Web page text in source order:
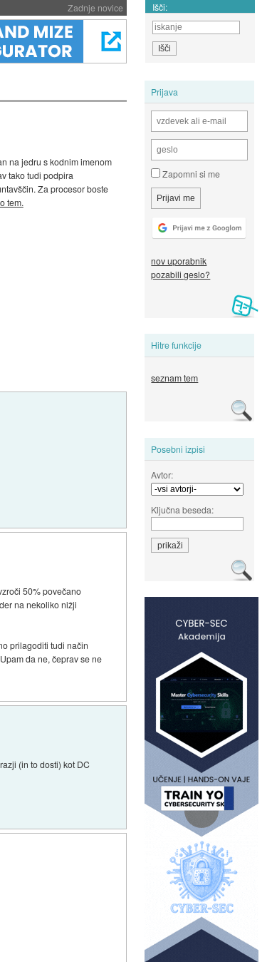
Zadnje novice Išči:
Prijava
Zapomni si me
nov uporabnik
pozabili geslo?
Hitre funkcije
seznam tem
Posebni izpisi
Avtor:
Ključna beseda:
na jedru s kodnim imenom
tako tudi podpira
Za procesor boste
tem.
50% povečano
na nekoliko nižji
prilagoditi tudi način
da ne, čeprav se ne
(in to dosti) kot DC